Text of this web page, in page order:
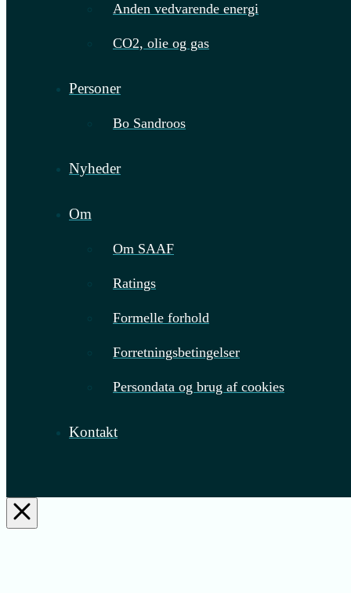
Anden vedvarende energi
CO2, olie og gas
Personer
Bo Sandroos
Nyheder
Om
Om SAAF
Ratings
Formelle forhold
Forretningsbetingelser
Persondata og brug af cookies
Kontakt